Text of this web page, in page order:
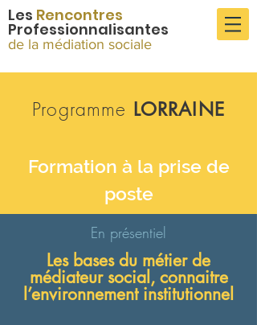
Les Rencontres
Professionnalisantes
de la médiation sociale
Programme LORRAINE
Formation à la prise de
poste
En présentiel
Les bases du métier de
médiateur social, connaitre
l’environnement institutionnel